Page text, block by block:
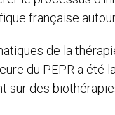
française
de la
du PEPR a été
sur des